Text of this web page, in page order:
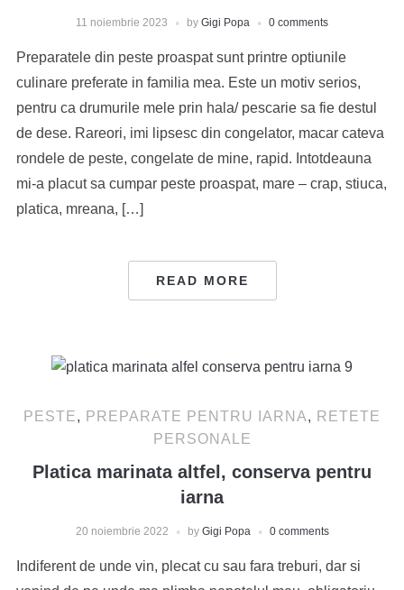
11 noiembrie 2023 by Gigi Popa 0 comments
Preparatele din peste proaspat sunt printre optiunile
culinare preferate in familia mea. Este un motiv serios,
pentru ca drumurile mele prin hala/ pescarie sa fie destul
de dese. Rareori, imi lipsesc din congelator, macar cateva
rondele de peste, congelate de mine, rapid. Intotdeauna
mi-a placut sa cumpar peste proaspat, mare – crap, stiuca,
platica, mreana, […]
READ MORE
PESTE, PREPARATE PENTRU IARNA, RETETE
PERSONALE
Platica marinata altfel, conserva pentru
iarna
20 noiembrie 2022 by Gigi Popa 0 comments
Indiferent de unde vin, plecat cu sau fara treburi, dar si